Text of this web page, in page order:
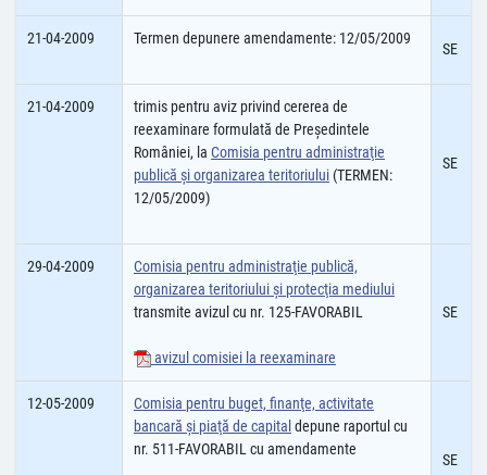
21-04-2009 Termen depunere amendamente: 12/05/2009
SE
21-04-2009
trimis pentru aviz privind cererea de
reexaminare formulată de Președintele
României, la Comisia pentru administraţie
publică şi organizarea teritoriului (TERMEN:
12/05/2009)
SE
29-04-2009
Comisia pentru administraţie publică,
organizarea teritoriului şi protecţia mediului
transmite avizul cu nr. 125-FAVORABIL
avizul comisiei la reexaminare
SE
12-05-2009
Comisia pentru buget, finanţe, activitate
bancară şi piaţă de capital depune raportul cu
nr. 511-FAVORABIL cu amendamente
SE